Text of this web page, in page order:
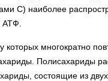
С) наиболее
АТФ.
многократно
Полисахариды
состоящие из